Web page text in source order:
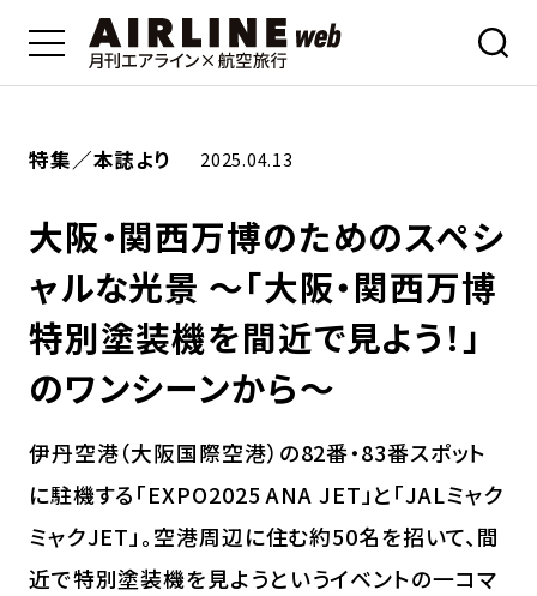
特集／本誌より 2025.04.13
大阪・関西万博のためのスペシ
ャルな光景 〜「大阪・関西万博
特別塗装機を間近で見よう！」
のワンシーンから〜
伊丹空港（大阪国際空港）の82番・83番スポット
に駐機する「EXPO2025 ANA JET」と「JALミャク
ミャクJET」。空港周辺に住む約50名を招いて、間
近で特別塗装機を見ようというイベントの一コマ